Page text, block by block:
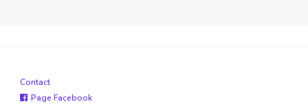
Contact
Page Facebook